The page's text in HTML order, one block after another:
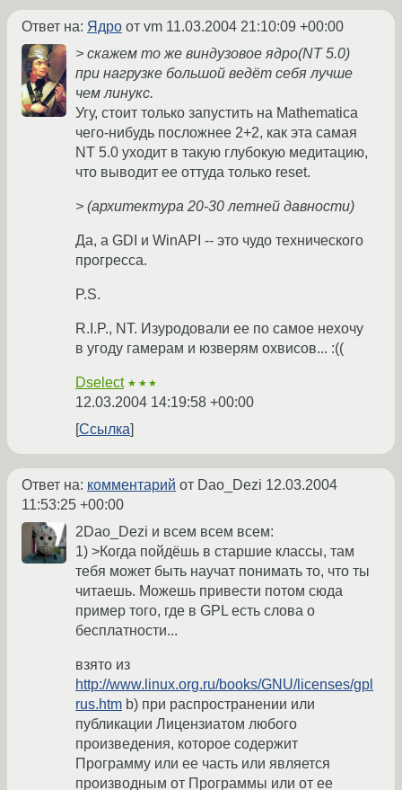
Ответ на: Ядро от vm 11.03.2004 21:10:09 +00:00
> скажем то же виндузовое ядро(NT 5.0)
при нагрузке большой ведёт себя лучше
чем линукс.
Угу, стоит только запустить на Mathematica
чего-нибудь посложнее 2+2, как эта самая
NT 5.0 уходит в такую глубокую медитацию,
что выводит ее оттуда только reset.
> (архитектура 20-30 летней давности)
Да, а GDI и WinAPI -- это чудо технического
прогресса.
P.S.
R.I.P., NT. Изуродовали ее по самое нехочу
в угоду гамерам и юзверям охвисов... :((
Dselect ★★★
12.03.2004 14:19:58 +00:00
Ссылка
Ответ на: комментарий от Dao_Dezi 12.03.2004
11:53:25 +00:00
2Dao_Dezi и всем всем всем:
1) >Когда пойдёшь в старшие классы, там
тебя может быть научат понимать то, что ты
читаешь. Можешь привести потом сюда
пример того, где в GPL есть слова о
бесплатности...
взято из
http://www.linux.org.ru/books/GNU/licenses/gpl
rus.htm b) при распространении или
публикации Лицензиатом любого
произведения, которое содержит
Программу или ее часть или является
производным от Программы или от ее